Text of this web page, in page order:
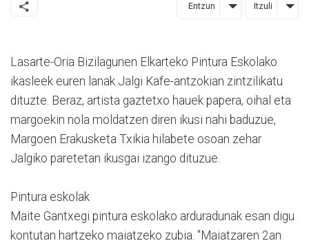
Entzun Itzuli
Lasarte-Oria Bizilagunen Elkarteko Pintura Eskolako
ikasleek euren lanak Jalgi Kafe-antzokian zintzilikatu
dituzte. Beraz, artista gaztetxo hauek papera, oihal eta
margoekin nola moldatzen diren ikusi nahi baduzue,
Margoen Erakusketa Txikia hilabete osoan zehar
Jalgiko paretetan ikusgai izango dituzue.
Pintura eskolak
Maite Gantxegi pintura eskolako arduradunak esan digu
kontutan hartzeko maiatzeko zubia. "Maiatzaren 2an